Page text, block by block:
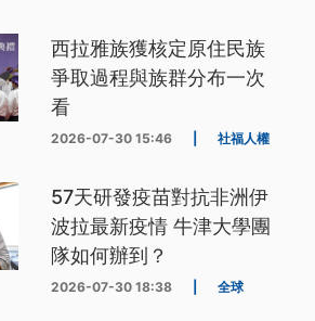
西拉雅族獲核定原住民族
爭取過程與族群分布一次
看
2026-07-30 15:46 社福人權
57天研發疫苗對抗非洲伊
波拉最新疫情 牛津大學團
隊如何辦到？
2026-07-30 18:38 全球